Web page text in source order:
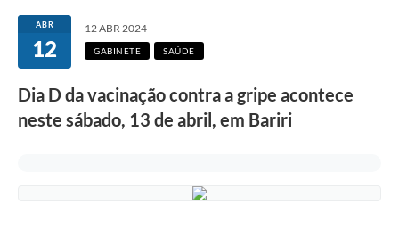
ABR
12
12 ABR 2024
GABINETE SAÚDE
Dia D da vacinação contra a gripe acontece
neste sábado, 13 de abril, em Bariri